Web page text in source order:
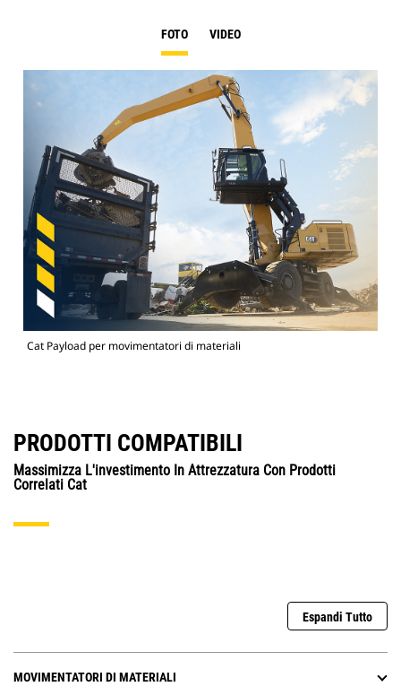
FOTO VIDEO
Cat Payload per movimentatori di materiali
PRODOTTI COMPATIBILI
Massimizza L'investimento In Attrezzatura Con Prodotti
Correlati Cat
Espandi Tutto
MOVIMENTATORI DI MATERIALI